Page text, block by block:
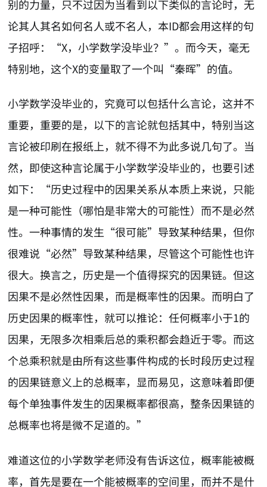
别的力量，只不过因为当看到以下类似的言论时，无
论其人其名如何名人或不名人，本ID都会用这样的句
子招呼：“X，小学数学没毕业？”。而今天，毫无
特别地，这个X的变量取了一个叫“秦晖”的值。
小学数学没毕业的，究竟可以包括什么言论，这并不
重要，重要的是，以下的言论就包括其中，特别当这
言论被印刷在报纸上，就不得不为此多说几句了。当
然，即使这种言论属于小学数学没毕业的，也要引述
如下：“历史过程中的因果关系从本质上来说，只能
是一种可能性（哪怕是非常大的可能性）而不是必然
性。一种事情的发生“很可能”导致某种结果，但你
很难说“必然”导致某种结果，尽管这个可能性也许
很大。换言之，历史是一个值得探究的因果链。但这
因果不是必然性因果，而是概率性的因果。而明白了
历史因果的概率性，就可以推论：任何概率小于1的
因果，无限多次相乘后总的乘积都会趋近于零。而这
个总乘积就是由所有这些事件构成的长时段历史过程
的因果链意义上的总概率，显而易见，这意味着即便
每个单独事件发生的因果概率都很高，整条因果链的
总概率也将是微不足道的。”
难道这位的小学数学老师没有告诉这位，概率能被概
率，首先是要在一个能被概率的空间里，而并不是什